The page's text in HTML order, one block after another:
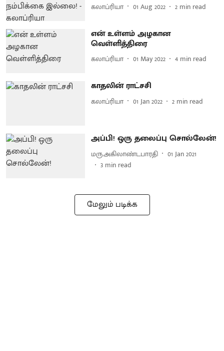
கலாப்ரியா 01 Aug 2022 2 min read
என் உள்ளம் அழகான
வெள்ளித்திரை
கலாப்ரியா 01 May 2022 4 min read
காதலின் ராட்சசி
கலாப்ரியா 01 Jan 2022 2 min read
அப்பி! ஒரு தலைப்பு சொல்லேன்!
மரு.அகிலாண்டபாரதி
01 Jan 2021
3 min read
மேலும் படிக்க